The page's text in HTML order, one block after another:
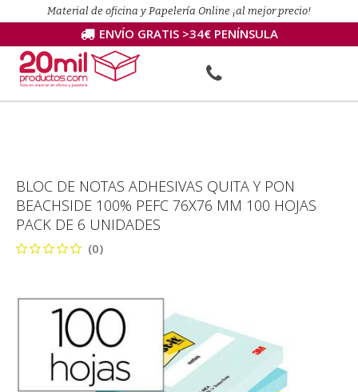
Material de oficina y Papelería Online ¡al mejor precio!
ENVÍO GRATIS >34€ PENÍNSULA
BLOC DE NOTAS ADHESIVAS QUITA Y PON
BEACHSIDE 100% PEFC 76X76 MM 100 HOJAS
PACK DE 6 UNIDADES
(0)